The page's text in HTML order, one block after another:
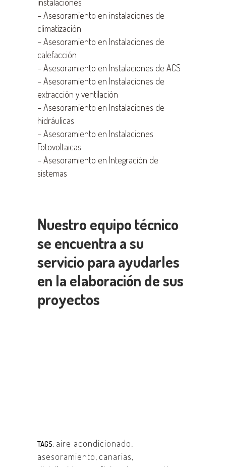
–Asesoramiento en instalaciones de
climatización
–Asesoramiento en Instalaciones de
calefacción
–Asesoramiento en Instalaciones de ACS
–Asesoramiento en Instalaciones de
extracción y ventilación
–Asesoramiento en Instalaciones de
hidráulicas
–Asesoramiento en Instalaciones
Fotovoltaicas
–Asesoramiento en Integración de
sistemas
Nuestro equipo técnico
se encuentra a su
servicio para ayudarles
en la elaboración de sus
proyectos
TAGS: aire acondicionado,
asesoramiento, canarias,